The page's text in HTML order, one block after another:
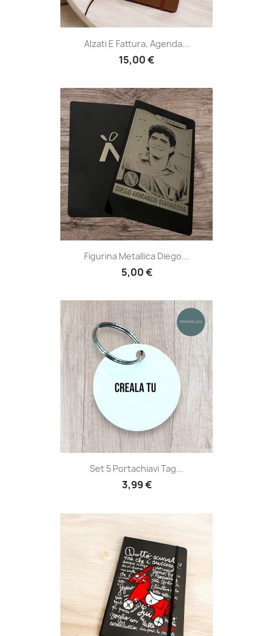
Alzati E Fattura, Agenda...
15,00 €
Figurina Metallica Diego...
5,00 €
Set 5 Portachiavi Tag...
3,99 €